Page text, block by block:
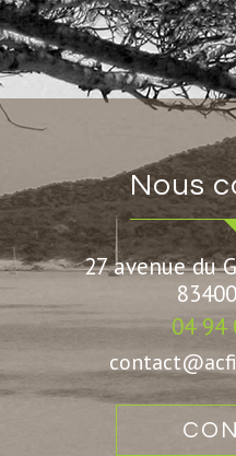
nous
27 avenue du
83400
04 94